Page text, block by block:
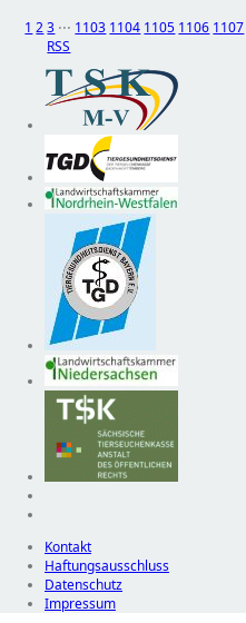
1 2 3 ⋅⋅⋅ 1103 1104 1105 1106 1107
RSS
Kontakt
Haftungsausschluss
Datenschutz
Impressum